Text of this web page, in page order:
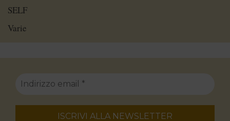
SELF
Varie